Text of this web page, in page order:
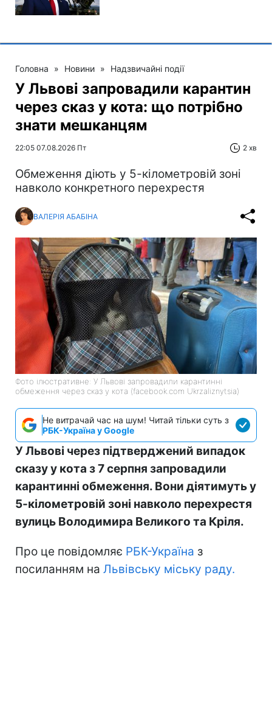
Головна » Новини » Надзвичайні події
У Львові запровадили карантин
через сказ у кота: що потрібно
знати мешканцям
22:05 07.08.2026 Пт 2 хв
Обмеження діють у 5-кілометровій зоні
навколо конкретного перехрестя
ВАЛЕРІЯ АБАБІНА
Фото ілюстративне: У Львові запровадили карантинні
обмеження через сказ у кота (facebook.com Ukrzaliznytsia)
Не витрачай час на шум! Читай тільки суть з
РБК-Україна у Google
У Львові через підтверджений випадок
сказу у кота з 7 серпня запровадили
карантинні обмеження. Вони діятимуть у
5-кілометровій зоні навколо перехрестя
вулиць Володимира Великого та Кріля.
Про це повідомляє РБК-Україна з
посиланням на Львівську міську раду.